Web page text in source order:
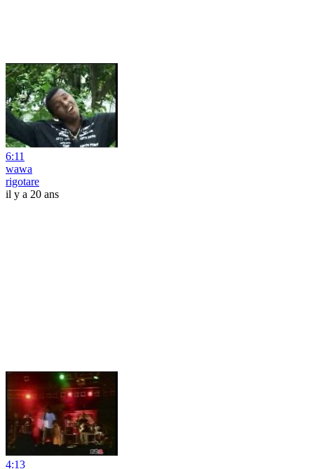
6:11
wawa
rigotare
il y a 20 ans
4:13